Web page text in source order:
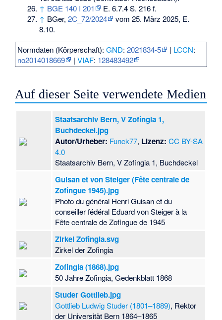
↑ BGE 140 I 201
E. 6.7.4 S. 216 f.
↑ BGer,2C_72/2024
vom 25. März 2025, E.
8.10.
Normdaten (Körperschaft):GND:2021834-5 | LCCN:
no2014018669
|VIAF: 128483492
Auf dieser Seite verwendete Medien
Staatsarchiv Bern, V Zofingia 1,
Buchdeckel.jpg
Autor/Urheber: Funck77, Lizenz: CC BY-SA
4.0
Staatsarchiv Bern, V Zofingia 1, Buchdeckel
Guisan et von Steiger (Fête centrale de
Zofingue 1945).jpg
Photo du général Henri Guisan et du
conseiller fédéral Eduard von Steiger à la
Fête centrale de Zofingue de 1945
Zirkel Zofingia.svg
Zirkel der Zofingia
Zofingia (1868).jpg
50 Jahre Zofingia, Gedenkblatt 1868
Studer Gottlieb.jpg
Gottlieb Ludwig Studer (1801–1889), Rektor
der Universität Bern 1864–1865